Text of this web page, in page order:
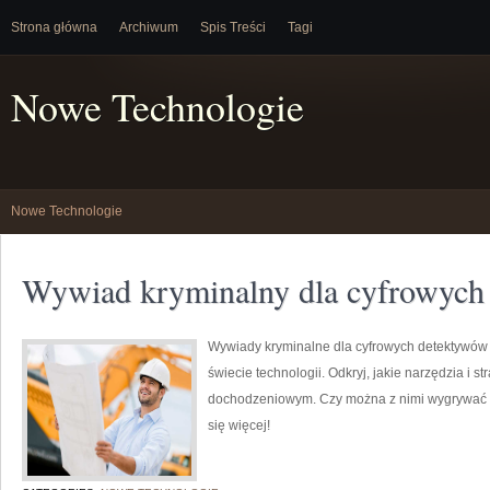
Strona główna Archiwum Spis Treści Tagi
Nowe Technologie
Nowe Technologie
Wywiad kryminalny dla
Wywiady kryminalne dla cyfrowych
świecie technologii. Odkryj, jakie narzędzia i
dochodzeniowym. Czy można z nimi
się więcej!